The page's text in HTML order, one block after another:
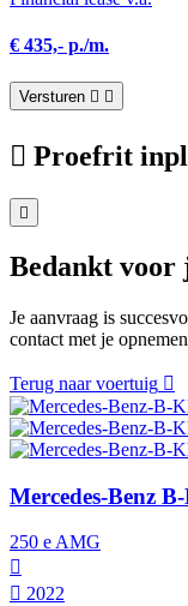
€ 435,- p./m.
Versturen
Proefrit
Bedankt voor
Je aanvraag is
contact met je
Terug naar voertuig
Mercedes-Benz
250 e AMG
2022